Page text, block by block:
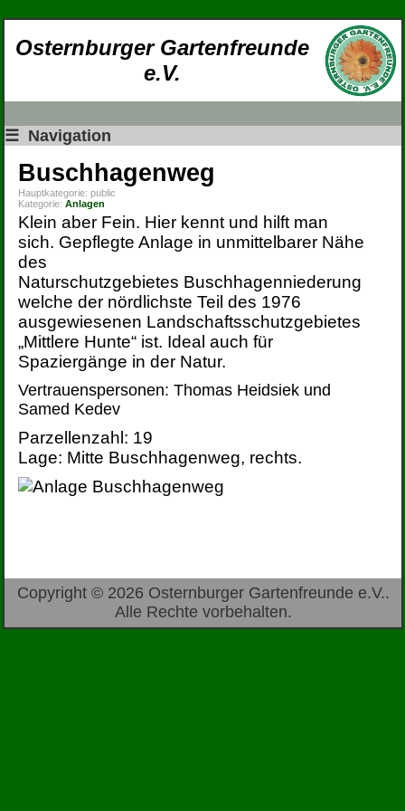
Osternburger Gartenfreunde
e.V.
☰ Navigation
Buschhagenweg
Hauptkategorie: public
Kategorie: Anlagen
Klein aber Fein. Hier kennt und hilft man
sich. Gepflegte Anlage in unmittelbarer Nähe
des
Naturschutzgebietes Buschhagenniederung
welche der nördlichste Teil des 1976
ausgewiesenen Landschaftsschutzgebietes
„Mittlere Hunte“ ist. Ideal auch für
Spaziergänge in der Natur.
Vertrauenspersonen: Thomas Heidsiek und
Samed Kedev
Parzellenzahl: 19
Lage: Mitte Buschhagenweg, rechts.
Copyright © 2026 Osternburger Gartenfreunde e.V..
Alle Rechte vorbehalten.